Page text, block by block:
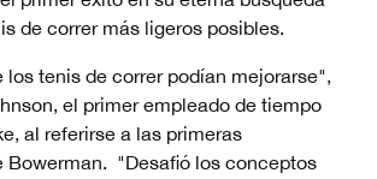
de correr más ligeros posibles.
los tenis de correr podían mejorarse",
el primer empleado de tiempo
al referirse a las primeras
Bowerman. "Desafió los conceptos